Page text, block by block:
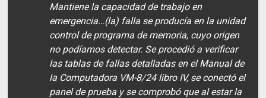
Mantiene la capacidad de trabajo en
emergencia…(la) falla se producía en la unidad
control de programa de memoria, cuyo origen
no podíamos detectar. Se procedió a verificar
las tablas de fallas detalladas en el Manual de
la Computadora VM-8/24 libro IV, se conectó el
panel de prueba y se comprobó que al estar la